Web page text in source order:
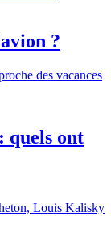
?
des vacances
quels ont
Louis Kalisky